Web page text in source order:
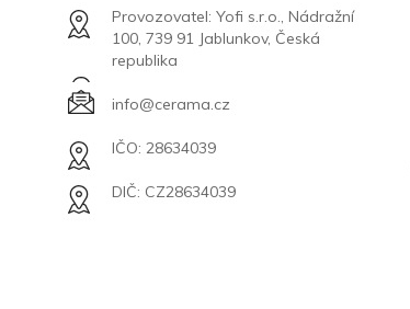
Provozovatel: Yofi s.r.o., Nádražní
100, 739 91 Jablunkov, Česká
republika
info@cerama.cz
IČO: 28634039
DIČ: CZ28634039